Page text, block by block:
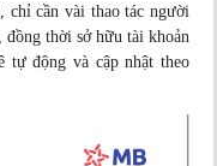
chỉ cần vài thao tác người
đồng thời sở hữu tài khoản
tự động và cập nhật theo